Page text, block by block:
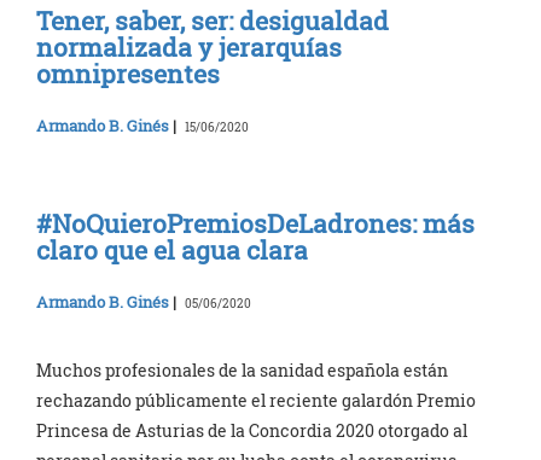
Tener, saber, ser: desigualdad
normalizada y jerarquías
omnipresentes
Armando B. Ginés | 15/06/2020
#NoQuieroPremiosDeLadrones: más
claro que el agua clara
Armando B. Ginés | 05/06/2020
Muchos profesionales de la sanidad española están
rechazando públicamente el reciente galardón Premio
Princesa de Asturias de la Concordia 2020 otorgado al